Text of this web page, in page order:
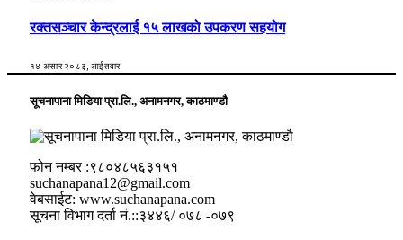
रक्तसञ्चार केन्द्रलाई १५ लाखको उपकरण सहयोग
१४ असार २०८३, आईतवार
सूचनापाना मिडिया प्रा.लि., अनामनगर, काठमाण्डौ
फोन नम्बर :९८०४८५६३१५१
suchanapana12@gmail.com
वेबसाईट: www.suchanapana.com
सूचना विभाग दर्ता नं.::३४४६/ ०७८ -०७९